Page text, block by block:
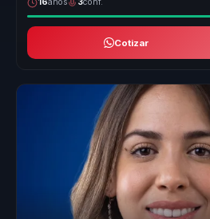
16años 3conf.
Cotizar